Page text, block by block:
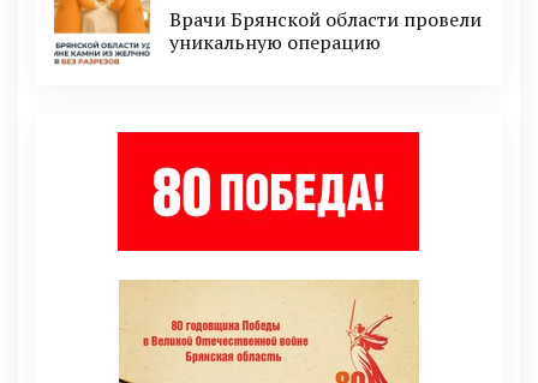
Врачи Брянской области провели
уникальную операцию